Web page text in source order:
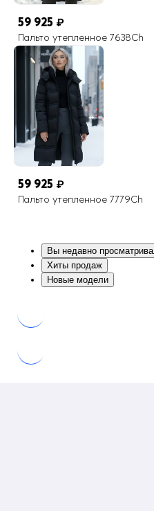
59 925 ₽
Пальто утепленное 7638Ch
59 925 ₽
Пальто утепленное 7779Ch
Вы недавно
Хиты продаж
Новые модели